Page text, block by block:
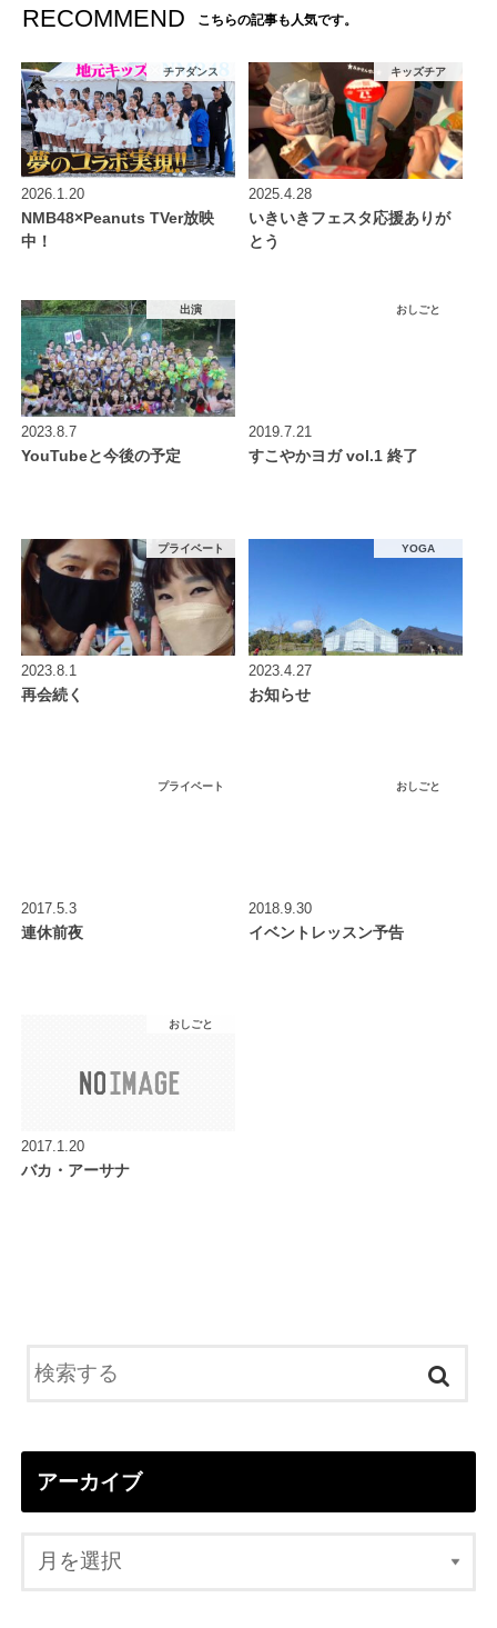
RECOMMEND こちらの記事も人気です。
チアダンス
2026.1.20
NMB48×Peanuts TVer放映
中！
キッズチア
2025.4.28
いきいきフェスタ応援ありが
とう
出演
2023.8.7
YouTubeと今後の予定
おしごと
2019.7.21
すこやかヨガ vol.1 終了
プライベート
2023.8.1
再会続く
YOGA
2023.4.27
お知らせ
プライベート
2017.5.3
連休前夜
おしごと
2018.9.30
イベントレッスン予告
おしごと
2017.1.20
バカ・アーサナ
アーカイブ